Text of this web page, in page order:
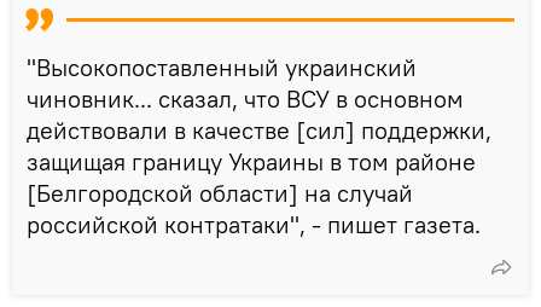
"Высокопоставленный украинский
чиновник... сказал, что ВСУ в основном
действовали в качестве [сил] поддержки,
защищая границу Украины в том районе
[Белгородской области] на случай
российской контратаки", - пишет газета.